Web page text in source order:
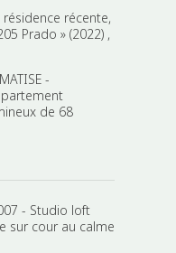
résidence récente,
Prado » (2022) ,
-
de 68
- Studio loft
sur cour au calme